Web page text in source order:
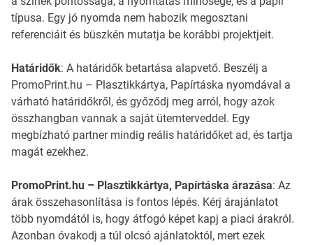
típusa. Egy jó nyomda nem habozik megosztani
referenciáit és büszkén mutatja be korábbi projektjeit.
Határidők: A határidők betartása alapvető. Beszélj a
PromoPrint.hu – Plasztikkártya, Papírtáska nyomdával a
várható határidőkről, és győződj meg arról, hogy azok
összhangban vannak a saját ütemterveddel. Egy
megbízható partner mindig reális határidőket ad, és tartja
magát ezekhez.
PromoPrint.hu – Plasztikkártya, Papírtáska árazása: Az
árak összehasonlítása is fontos lépés. Kérj árajánlatot
több nyomdától is, hogy átfogó képet kapj a piaci árakról.
Azonban óvakodj a túl olcsó ajánlatoktól, mert ezek